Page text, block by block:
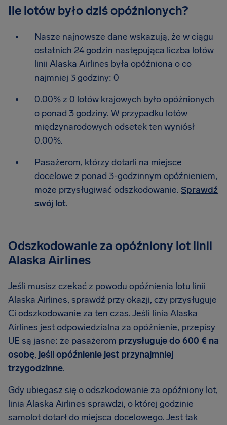
Ile lotów było dziś opóźnionych?
Nasze najnowsze dane wskazują, że w ciągu
ostatnich 24 godzin następująca liczba lotów
linii Alaska Airlines była opóźniona o co
najmniej 3 godziny: 0
0.00% z 0 lotów krajowych było opóźnionych
o ponad 3 godziny. W przypadku lotów
międzynarodowych odsetek ten wyniósł
0.00%.
Pasażerom, którzy dotarli na miejsce
docelowe z ponad 3-godzinnym opóźnieniem,
może przysługiwać odszkodowanie. Sprawdź
swój lot.
Odszkodowanie za opóźniony lot linii
Alaska Airlines
Jeśli musisz czekać z powodu opóźnienia lotu linii
Alaska Airlines, sprawdź przy okazji, czy przysługuje
Ci odszkodowanie za ten czas. Jeśli linia Alaska
Airlines jest odpowiedzialna za opóźnienie, przepisy
UE są jasne: że pasażerom przysługuje do 600 € na
osobę, jeśli opóźnienie jest przynajmniej
trzygodzinne.
Gdy ubiegasz się o odszkodowanie za opóźniony lot,
linia Alaska Airlines sprawdzi, o której godzinie
samolot dotarł do miejsca docelowego. Jest tak